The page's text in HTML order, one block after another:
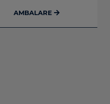
AMBALARE